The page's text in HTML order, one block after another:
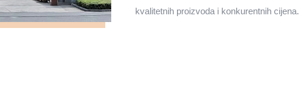
kvalitetnih proizvoda i konkurentnih cijena.